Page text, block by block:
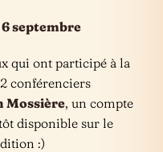
septembre
qui ont participé à la
conférenciers
Mossière, un compte
disponible sur le
:)